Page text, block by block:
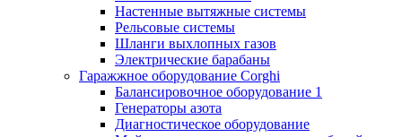
Настенные вытяжные системы
Рельсовые системы
Шланги выхлопных газов
Электрические барабаны
Гаражжное оборудование Corghi
Балансировочное оборудование 1
Генераторы азота
Диагностическое оборудование